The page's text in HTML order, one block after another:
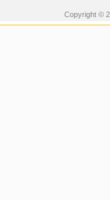
Copyright ©